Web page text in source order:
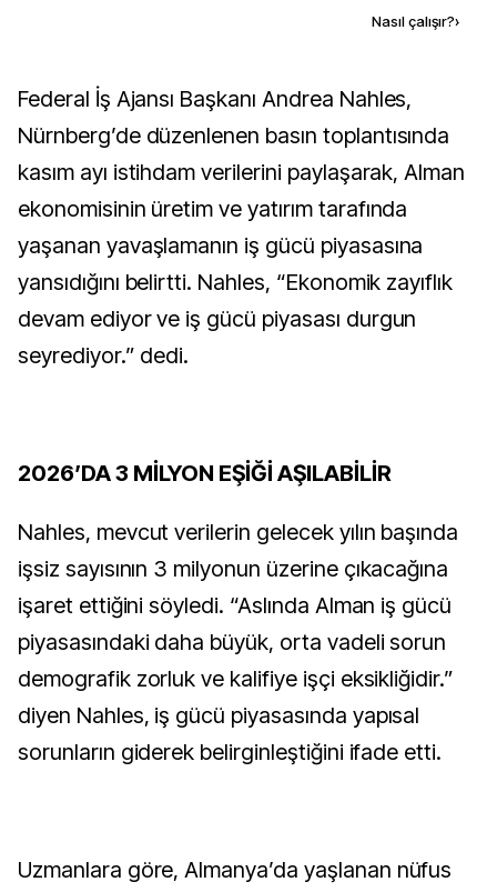
Nasıl çalışır?›
Federal İş Ajansı Başkanı Andrea Nahles,
Nürnberg’de düzenlenen basın toplantısında
kasım ayı istihdam verilerini paylaşarak, Alman
ekonomisinin üretim ve yatırım tarafında
yaşanan yavaşlamanın iş gücü piyasasına
yansıdığını belirtti. Nahles, “Ekonomik zayıflık
devam ediyor ve iş gücü piyasası durgun
seyrediyor.” dedi.
2026’DA 3 MİLYON EŞİĞİ AŞILABİLİR
Nahles, mevcut verilerin gelecek yılın başında
işsiz sayısının 3 milyonun üzerine çıkacağına
işaret ettiğini söyledi. “Aslında Alman iş gücü
piyasasındaki daha büyük, orta vadeli sorun
demografik zorluk ve kalifiye işçi eksikliğidir.”
diyen Nahles, iş gücü piyasasında yapısal
sorunların giderek belirginleştiğini ifade etti.
Uzmanlara göre, Almanya’da yaşlanan nüfus